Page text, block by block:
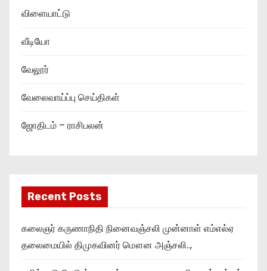
விளையாட்டு
வீடியோ
வேலூர்
வேலைவாய்ப்பு செய்திகள்
ஜோதிடம் – ராசிபலன்
Recent Posts
கலைஞர் கருணாநிதி நினைவஞ்சலி முன்னாள் எம்எல்ஏ
தலைமையில் திமுகவினர் மௌன அஞ்சலி..,